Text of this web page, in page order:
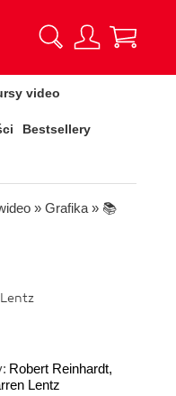
video
Bestsellery
» Grafika » 📚
Robert Reinhardt,
Lentz